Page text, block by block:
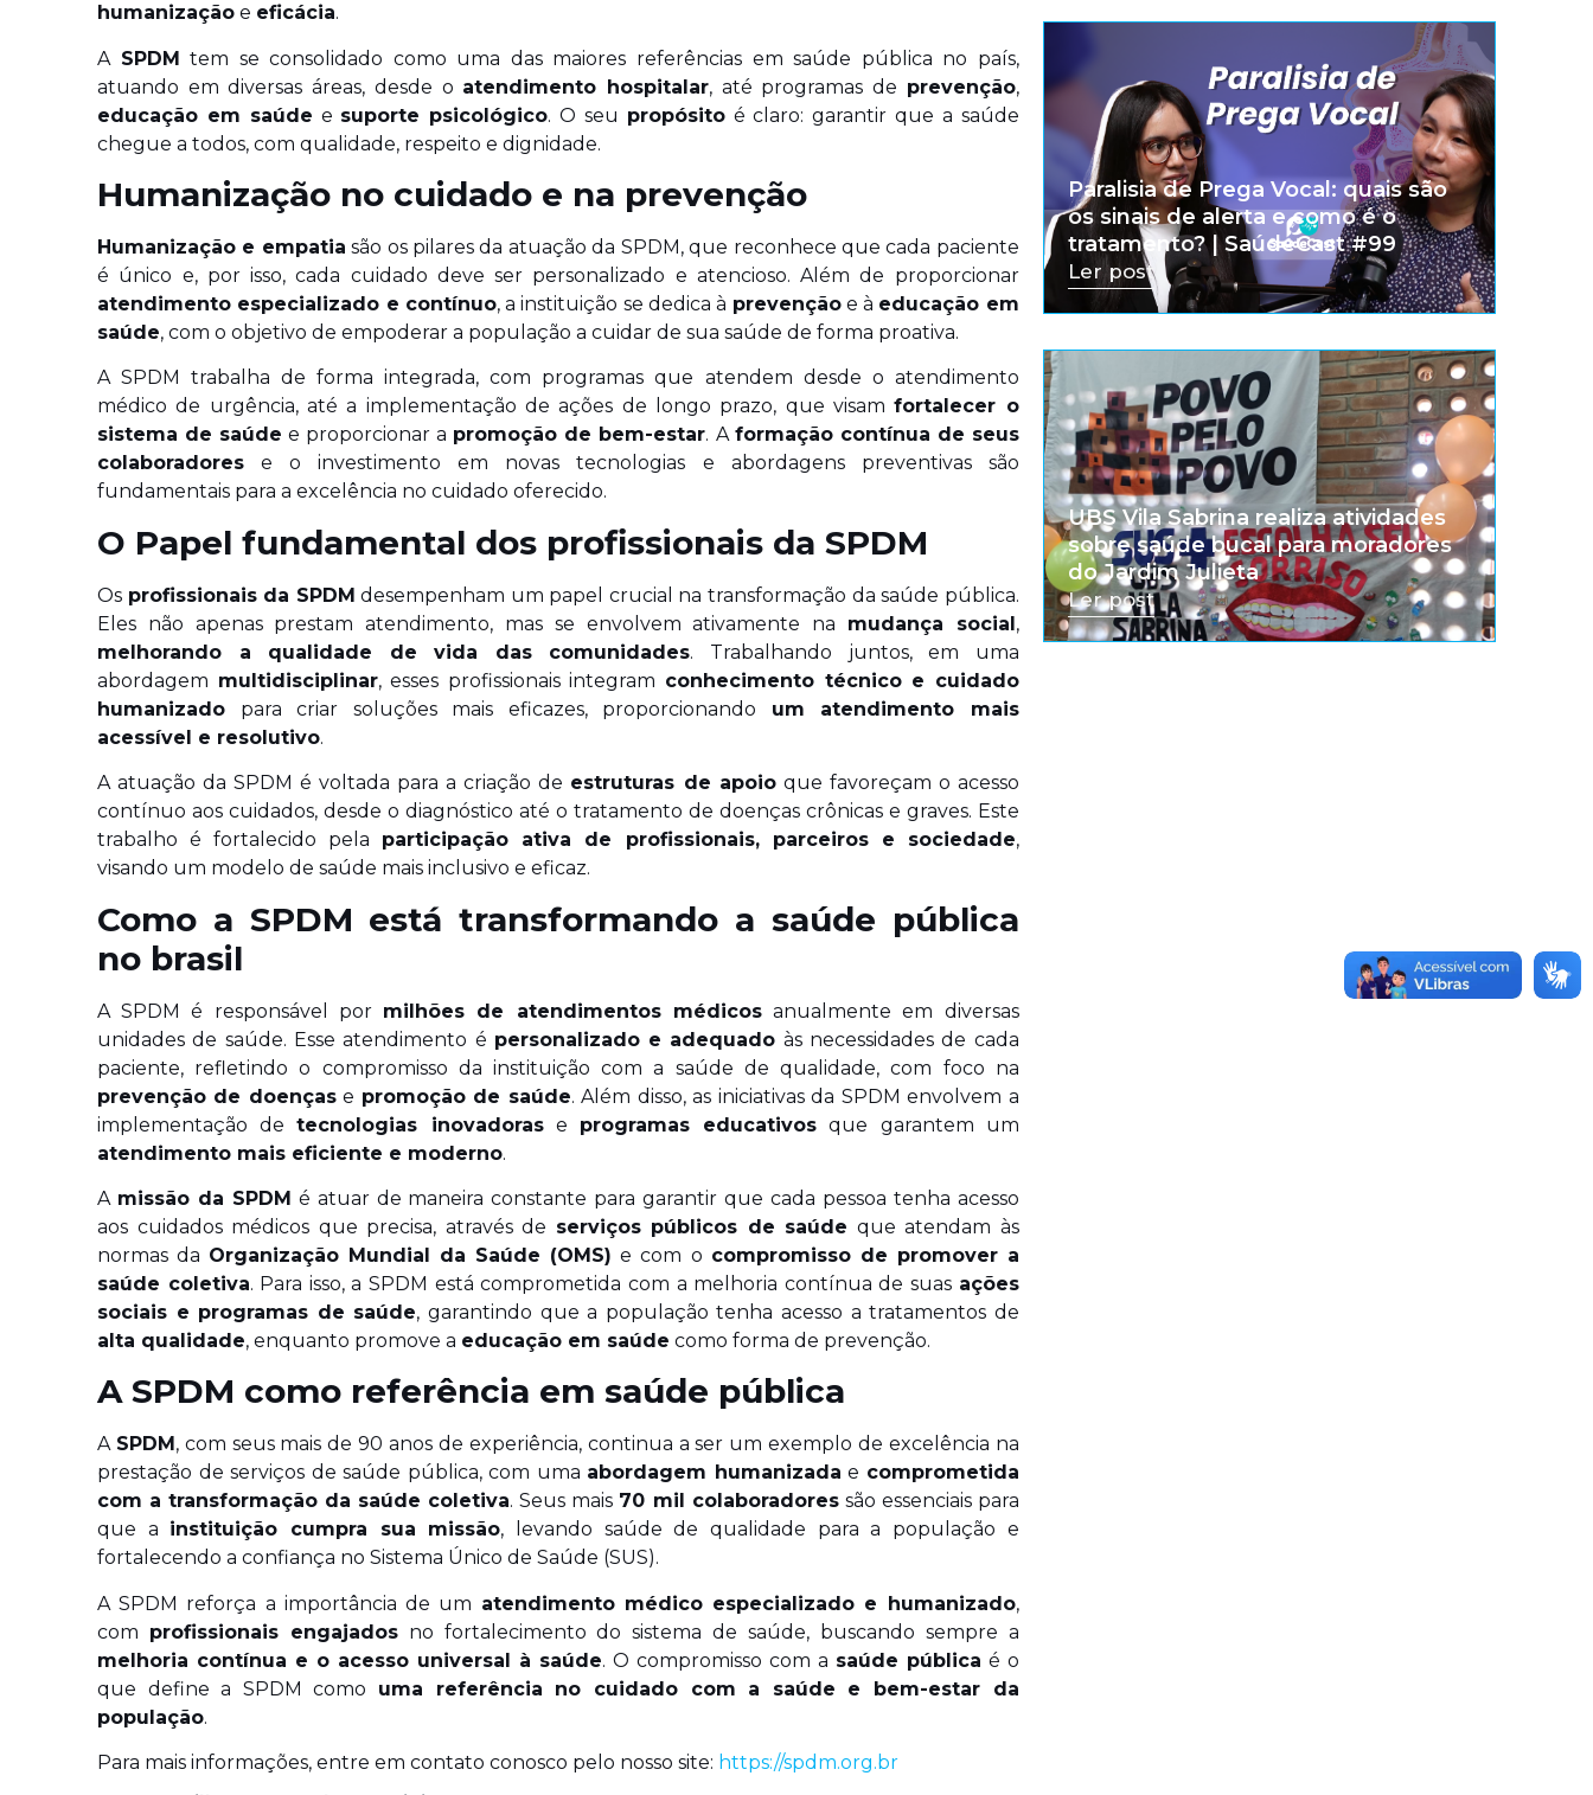
humanização e eficácia.
A SPDM tem se consolidado como uma das maiores referências em saúde pública no país,
atuando em diversas áreas, desde o atendimento hospitalar, até programas de prevenção,
educação em saúde e suporte psicológico. O seu propósitoé claro: garantir que a saúde
chegue a todos, com qualidade, respeito e dignidade.
Humanização no cuidado e na prevenção
Humanização e empatia são os pilares da atuação da SPDM, que reconhece que cada paciente
é único e, por isso, cada cuidado deve ser personalizado e atencioso. Além de proporcionar
atendimento especializado e contínuo, a instituição se dedica à prevençãoe à educação em
saúde, com o objetivo de empoderar a população a cuidar de sua saúde de forma proativa.
A SPDM trabalha de forma integrada, com programas que atendem desde o atendimento
médico de urgência, até a implementação de ações de longo prazo, que visamfortalecer o
sistema de saúde e proporcionar a promoção de bem-estar. A formação contínua de seus
colaboradores e o investimento em novas tecnologias e abordagens preventivas são
fundamentais para a excelência no cuidado oferecido.
O Papel fundamental dos profissionais da SPDM
Os profissionais da SPDM desempenham um papel crucial na transformação da saúde pública.
Eles não apenas prestam atendimento, mas se envolvem ativamente na mudança social,
melhorando a qualidade de vida das comunidades. Trabalhando juntos, em uma
abordagem multidisciplinar, esses profissionais integram conhecimento técnico e cuidado
humanizado para criar soluções mais eficazes, proporcionando um atendimento mais
acessível e resolutivo.
A atuação da SPDM é voltada para a criação de estruturas de apoioque favoreçam o acesso
contínuo aos cuidados, desde o diagnóstico até o tratamento de doenças crônicas e graves. Este
trabalho é fortalecido pela participação ativa de profissionais, parceiros e sociedade,
visando um modelo de saúde mais inclusivo e eficaz.
Como a SPDM está transformando a saúde pública
no brasil
A SPDM é responsável por milhões de atendimentos médicos anualmente em diversas
unidades de saúde. Esse atendimento é personalizado e adequado às necessidades de cada
paciente, refletindo o compromisso da instituição com a saúde de qualidade, com foco na
prevenção de doençase promoção de saúde. Além disso, as iniciativas da SPDM envolvem a
implementação detecnologias inovadorase programas educativos que garantem um
atendimento mais eficiente e moderno.
A missão da SPDM é atuar de maneira constante para garantir que cada pessoa tenha acesso
aos cuidados médicos que precisa, através de serviços públicos de saúde que atendam às
normas da Organização Mundial da Saúde (OMS) e com o compromisso de promover a
saúde coletiva. Para isso, a SPDM está comprometida com a melhoria contínua de suas ações
sociais e programas de saúde, garantindo que a população tenha acesso a tratamentos de
alta qualidade, enquanto promove a educação em saúde como forma de prevenção.
A SPDM como referência em saúde pública
A SPDM , com seus mais de 90 anos de experiência, continua a ser um exemplo de excelência na
prestação de serviços de saúde pública, com uma abordagem humanizada e comprometida
com a transformação da saúde coletiva. Seus mais 70 mil colaboradoressão essenciais para
que a instituição cumpra sua missão, levando saúde de qualidade para a população e
fortalecendo a confiança no Sistema Único de Saúde (SUS).
A SPDM reforça a importância de um atendimento médico especializado e humanizado,
com profissionais engajadosno fortalecimento do sistema de saúde, buscando sempre a
melhoria contínua e o acesso universal à saúde. O compromisso com a saúde pública é o
que define a SPDM como uma referência no cuidado com a saúde e bem-estar da
população.
Para mais informações, entre em contato conosco pelo nosso site: https://spdm.org.br
Paralisia de Prega Vocal: quais são
os sinais de alerta e como é o
tratamento? | SaúdeCast #99
Ler post
UBS Vila Sabrina realiza atividades
sobre saúde bucal para moradores
do Jardim Julieta
Ler post